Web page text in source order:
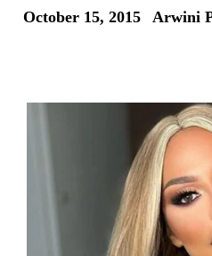
October 15, 2015 Arwini